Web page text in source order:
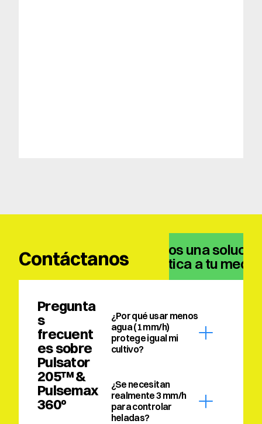
Contáctanos Tenemos una
climática a tu
Pregunta
s
frecuent
es sobre
Pulsator
205™ &
Pulsemax
360º
¿Por qué usar menos
agua (1 mm/h)
protege igual mi
cultivo?
¿Se necesitan
realmente 3 mm/h
para controlar
heladas?